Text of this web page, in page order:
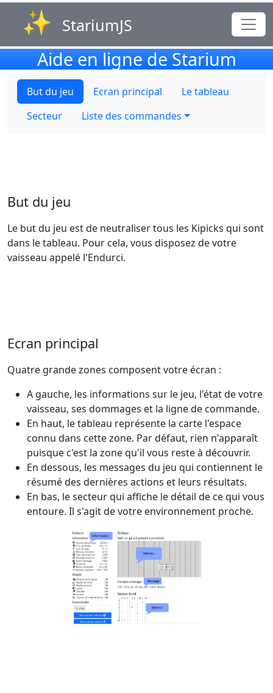
StariumJS
Aide en ligne de Starium
But du jeu Ecran principal
Le tableau
Secteur
Liste des commandes
But du jeu
Le but du jeu est de neutraliser tous les Kipicks qui sont
dans le tableau. Pour cela, vous disposez de votre
vaisseau appelé l'Endurci.
Ecran principal
Quatre grande zones composent votre écran :
A gauche, les informations sur le jeu, l'état de votre
vaisseau, ses dommages et la ligne de commande.
En haut, le tableau représente la carte l'espace
connu dans cette zone. Par défaut, rien n'apparaît
puisque c'est la zone qu'il vous reste à découvrir.
En dessous, les messages du jeu qui contiennent le
résumé des dernières actions et leurs résultats.
En bas, le secteur qui affiche le détail de ce qui vous
entoure. Il s'agit de votre environnement proche.